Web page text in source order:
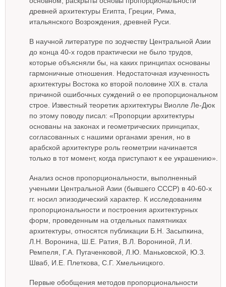
древней архитектуры Египта, Греции, Рима,
итальянского Возрождения, древней Руси.
В научной литературе по зодчеству Центральной Азии
до конца 40-х годов практически не было трудов,
которые объясняли бы, на каких принципах основаны
гармоничные отношения. Недостаточная изученность
архитектуры Востока ко второй половине XIX в. стала
причиной ошибочных суждений о ее пропорциональном
строе. Известный теоретик архитектуры Виолле Ле-Дюк
по этому поводу писал: «Пропорции архитектуры
основаны на законах и геометрических принципах,
согласованных с нашими органами зрения, но в
арабской архитектуре роль геометрии начинается
только в тот момент, когда приступают к ее украшению».
Анализ основ пропорциональности, выполненный
учеными Центральной Азии (бывшего СССР) в 40-60-х
гг. носил эпизодический характер. К исследованиям
пропорциональности и построения архитектурных
форм, проведенным на отдельных памятниках
архитектуры, относятся публикации Б.Н. Засыпкина,
Л.Н. Воронина, Ш.Е. Ратия, В.Л. Ворониной, Л.И.
Ремпеля, Г.А. Пугаченковой, Л.Ю. Маньковской, Ю.З.
Шваб, И.Е. Плеткова, С.Г. Хмельницкого.
Первые обобщения методов пропорциональности